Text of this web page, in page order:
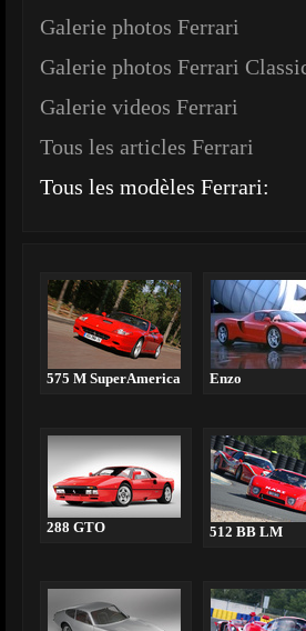
Galerie photos Ferrari
Galerie photos Ferrari
Galerie videos Ferrari
Tous les articles Ferrari
Tous les modèles Ferrari:
575 M SuperAmerica Enzo
288 GTO 512 BB LM